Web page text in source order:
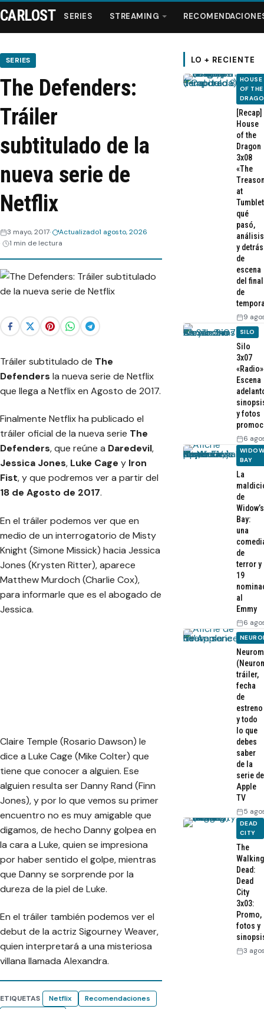
Series
Streaming
Recomendaciones
CARLOST SERIES STREAMING
SERIES
The Defenders:
Tráiler
subtitulado de la
nueva serie de
Netflix
3 mayo, 2017 Actualizado1 agosto, 2026
1 min de lectura
Tráiler subtitulado de The
Defenders la nueva serie de Netflix
que llega a Netflix en Agosto de 2017.
Finalmente Netflix ha publicado el
tráiler oficial de la nueva serie The
Defenders, que reúne a Daredevil,
Jessica Jones, Luke Cage y Iron
Fist, y que podremos ver a partir del
18 de Agosto de 2017.
En el tráiler podemos ver que en
medio de un interrogatorio de Misty
Knight (Simone Missick) hacia Jessica
Jones (Krysten Ritter), aparece
Matthew Murdoch (Charlie Cox),
para informarle que es el abogado de
Jessica.
Claire Temple (Rosario Dawson) le
dice a Luke Cage (Mike Colter) que
tiene que conocer a alguien. Ese
alguien resulta ser Danny Rand (Finn
Jones), y por lo que vemos su primer
encuentro no es muy amigable que
digamos, de hecho Danny golpea en
la cara a Luke, quien se impresiona
por haber sentido el golpe, mientras
que Danny se sorprende por la
dureza de la piel de Luke.
En el tráiler también podemos ver el
debut de la actriz Sigourney Weaver,
quien interpretará a una misteriosa
villana llamada Alexandra.
ETIQUETAS Netflix
Recomendaciones
LO + RECIENTE
HOUSE
OF THE
[Recap]
House
of the
Dragon
3x08
«The
at
qué
pasó,
análisis
y detrás
de
escena
del final
de
9
SILO
Silo
3x07
Escena
y fotos
6
BAY
La
de
Widow’s
Bay:
una
de
terror y
19
al
Emmy
6
tráiler,
fecha
de
estreno
y todo
lo que
debes
saber
de la
serie de
Apple
TV
5
DEAD
CITY
The
Walking
Dead:
Dead
City
3x03:
Promo,
fotos y
3